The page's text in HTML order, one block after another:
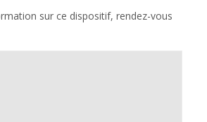
sur ce dispositif, rendez-vous